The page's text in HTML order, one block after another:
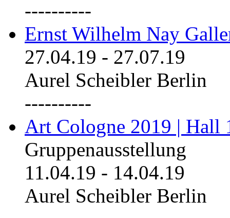
----------
Ernst Wilhelm Nay
27.04.19 - 27.07.19
Aurel Scheibler Berlin
----------
Art Cologne 2019 | Hall
Gruppenausstellung
11.04.19 - 14.04.19
Aurel Scheibler Berlin